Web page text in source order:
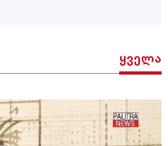
ყველა